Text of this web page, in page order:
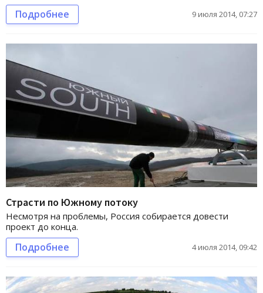
Подробнее 9 июля 2014, 07:27
Страсти по Южному потоку
Несмотря на проблемы, Россия собирается довести
проект до конца.
Подробнее 4 июля 2014, 09:42